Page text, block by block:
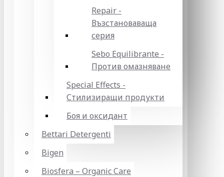
Repair -
Възстановаваща
серия
Sebo Equilibrante -
Против омазняване
Special Effects -
Стилизиращи продукти
Боя и оксидант
Bettari Detergenti
Bigen
Biosfera – Organic Care